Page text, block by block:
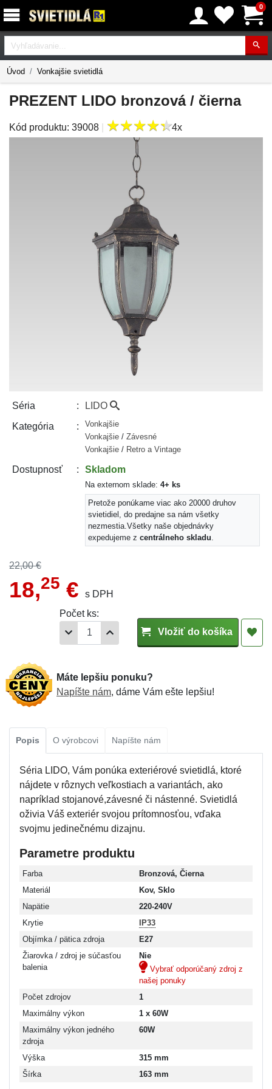
0
Vyhľadávanie
Úvod Vonkajšie svietidlá
PREZENT LIDO bronzová / čierna
Kód produktu: 39008 ★★★★★
★★★★★4x
Séria LIDO
Kategória
Vonkajšie
Vonkajšie / Závesné
Vonkajšie / Retro a Vintage
Dostupnosť Skladom
Na externom sklade: 4+ ks
Pretože ponúkame viac ako 20000 druhov
svietidiel, do predajne sa nám všetky
nezmestia. Všetky naše objednávky
expedujeme z centrálneho skladu
22,00 €
18,25 €
s DPH
Počet ks:
Vložiť do košíka
Máte lepšiu ponuku?
Napíšte nám, dáme Vám ešte lepšiu!
Popis O výrobcovi Napíšte nám
Séria LIDO, Vám ponúka exteriérové svietidlá, ktoré
nájdete v rôznych veľkostiach a variantách, ako
napríklad stojanové,závesné či nástenné. Svietidlá
oživia Váš exteriér svojou prítomnosťou, vďaka
svojmu jedinečnému dizajnu.
Parametre produktu
Farba
Bronzová, Čierna
Materiál
Kov, Sklo
Napätie
220-240V
Krytie
IP33
Objímka / pätica zdroja
E27
Žiarovka / zdroj je súčasťou
balenia
Nie
Vybrať odporúčaný zdroj z
našej ponuky
Počet zdrojov
1
Maximálny výkon
1 x 60W
Maximálny výkon jedného
zdroja
60W
Výška
315 mm
Šírka
163 mm